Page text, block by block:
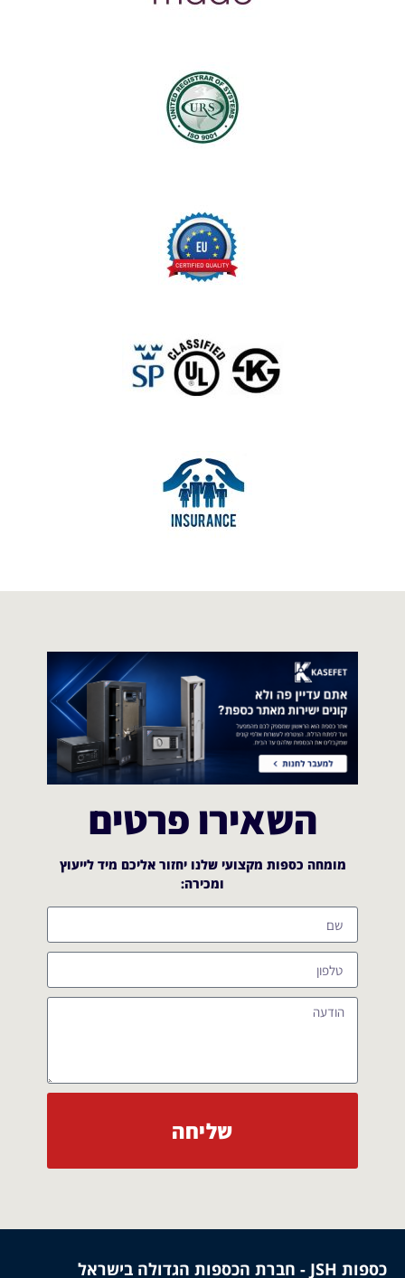
השאירו פרטים
מומחה כספות מקצועי שלנו יחזור אליכם מיד לייעוץ
ומכירה:​
שליחה
כספות JSH - חברת הכספות הגדולה בישראל